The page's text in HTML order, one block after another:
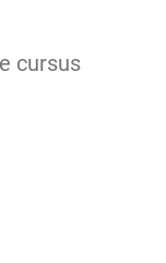
cursus